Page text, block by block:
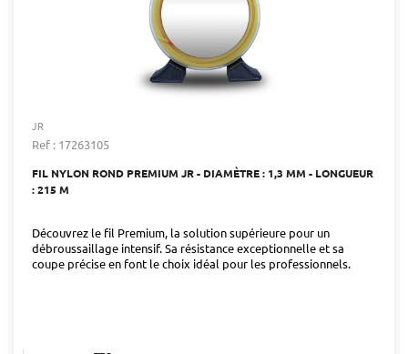
JR
Ref : 17263105
FIL NYLON ROND PREMIUM JR - DIAMÈTRE : 1,3 MM - LONGUEUR
: 215 M
Découvrez le fil Premium, la solution supérieure pour un
débroussaillage intensif. Sa résistance exceptionnelle et sa
coupe précise en font le choix idéal pour les professionnels.